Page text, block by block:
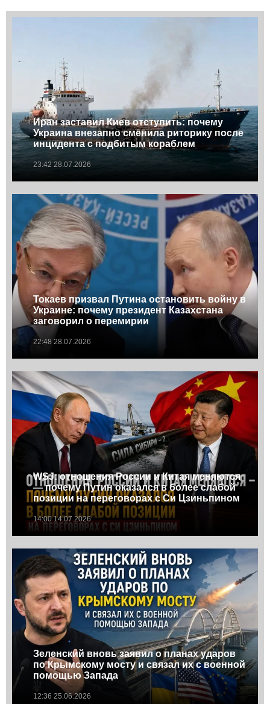
Иран заставил Киев отступить: почему
Украина внезапно сменила риторику после
инцидента с подбитым кораблем
23:42 28.07.2026
Токаев призвал Путина остановить войну в
Украине: почему президент Казахстана
заговорил о перемирии
22:48 28.07.2026
WSJ: отношения России и Китая меняются
— почему Путин оказался в более слабой
позиции на переговорах с Си Цзиньпином
14:00 14.07.2026
Зеленский вновь заявил о планах ударов
по Крымскому мосту и связал их с военной
помощью Запада
12:36 25.06.2026